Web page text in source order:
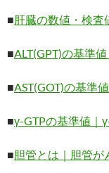
■肝臓の数値・検査
■ALT(GPT)の基準
■AST(GOT)の基準
■γ-GTPの基準値｜
■胆管とは｜胆管が